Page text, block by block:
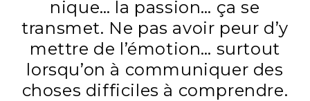
nique… la passion… ça se
transmet. Ne pas avoir peur d’y
mettre de l’émo­tion… surtout
lorsqu’on à communiquer des
choses difficiles à comprendre.